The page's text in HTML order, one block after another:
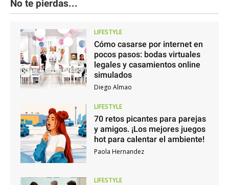
No te pierdas...
LIFESTYLE
Cómo casarse por internet en
pocos pasos: bodas virtuales
legales y casamientos online
simulados
Diego Almao
LIFESTYLE
70 retos picantes para parejas
y amigos. ¡Los mejores juegos
hot para calentar el ambiente!
Paola Hernandez
LIFESTYLE